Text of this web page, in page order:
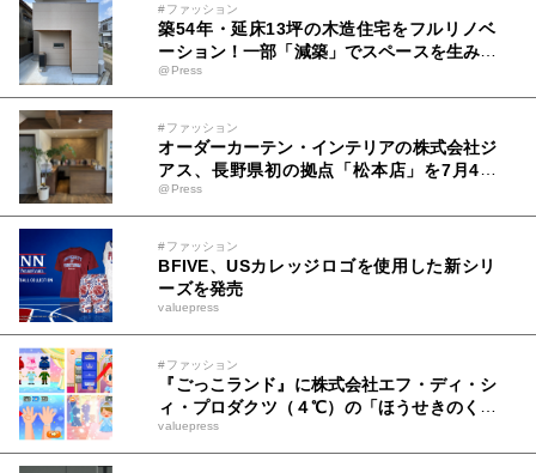
#ファッション
築54年・延床13坪の木造住宅をフルリノベ
ーション！一部「減築」でスペースを生み出
し、造作家具でデッドスペースを極限まで削
減した事例を公開
@Press
#ファッション
オーダーカーテン・インテリアの株式会社ジ
アス、長野県初の拠点「松本店」を7月4日
(土)にオープン！
@Press
#ファッション
BFIVE、USカレッジロゴを使用した新シリ
ーズを発売
valuepress
#ファッション
『ごっこランド』に株式会社エフ・ディ・シ
ィ・プロダクツ（４℃）の「ほうせきのくに
の おひめさま おうじさまごっこ」が7月30
日より登場！
valuepress